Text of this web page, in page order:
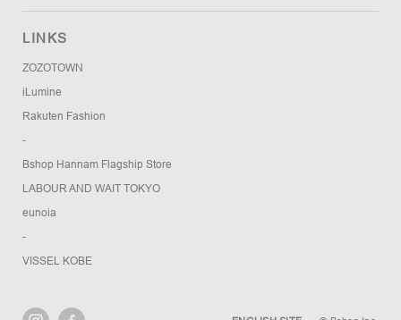
LINKS
ZOZOTOWN
iLumine
Rakuten Fashion
-
Bshop Hannam Flagship Store
LABOUR AND WAIT TOKYO
eunoia
-
VISSEL KOBE